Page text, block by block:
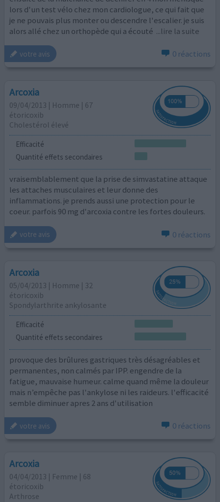
lors d'un test vélo chez mon cardiologue, ce qui fait que
je ne pouvais plus monter ou descendre l'escalier. je suis
alors allé chez un orthopède qui a écouté ...lire la suite
votre avis 0 réactions
Arcoxia
09/04/2013 | Homme | 67
étoricoxib
Cholestérol élevé
Efficacité
Quantité effets secondaires
vraisemblablement que la prise de simvastatine attaque
les attaches musculaires et leur donne des
inflammations. je prends aussi une protection pour le
coeur. parfois 90 mg d'arcoxia contre les fortes douleurs.
votre avis 0 réactions
Arcoxia
05/04/2013 | Homme | 32
étoricoxib
Spondylarthrite ankylosante
Efficacité
Quantité effets secondaires
provoque des brûlures gastriques très désagréables et
permanentes, non calmés par IPP. engendre de la
fatigue, mauvaise humeur. calme quand même la douleur
mais n’empêche pas l'ankylose ni les raideurs. l'efficacité
semble diminuer apres 2 ans d'utilisation
votre avis 0 réactions
Arcoxia
04/04/2013 | Femme | 68
étoricoxib
Arthrose